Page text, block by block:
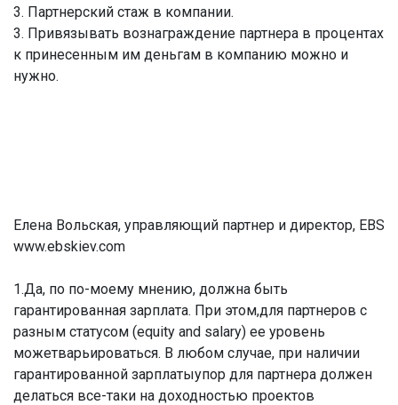
3. Партнерский стаж в компании.
3. Привязывать вознаграждение партнера в процентах
к принесенным им деньгам в компанию можно и
нужно.
Елена Вольская, управляющий партнер и директор, EBS
www.ebskiev.com
1.Да, по по-моему мнению, должна быть
гарантированная зарплата. При этом,для партнеров с
разным статусом (equity and salary) ее уровень
можетварьироваться. В любом случае, при наличии
гарантированной зарплатыупор для партнера должен
делаться все-таки на доходностью проектов